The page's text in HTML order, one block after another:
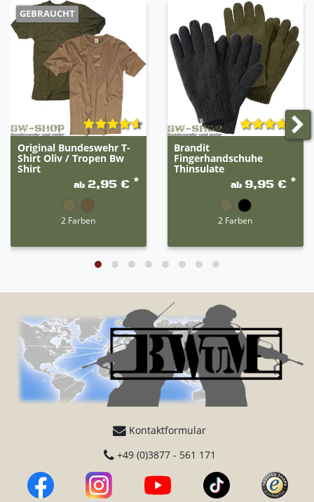
GEBRAUCHT
Original Bundeswehr T-
Shirt Oliv / Tropen Bw
Shirt
ab 2,95 € *
2 Farben
Brandit
Fingerhandschuhe
Thinsulate
ab 9,95 € *
2 Farben
Kontaktformular
+49 (0)3877 - 561 171